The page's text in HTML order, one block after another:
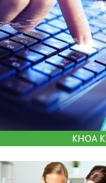
KHOA